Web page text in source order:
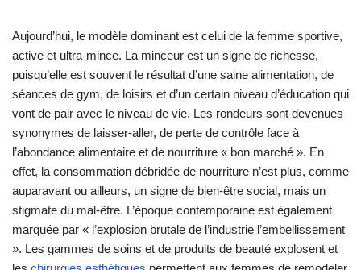
Aujourd’hui, le modèle dominant est celui de la femme sportive,
active et ultra-mince. La minceur est un signe de richesse,
puisqu’elle est souvent le résultat d’une saine alimentation, de
séances de gym, de loisirs et d’un certain niveau d’éducation qui
vont de pair avec le niveau de vie. Les rondeurs sont devenues
synonymes de laisser-aller, de perte de contrôle face à
l’abondance alimentaire et de nourriture « bon marché ». En
effet, la consommation débridée de nourriture n’est plus, comme
auparavant ou ailleurs, un signe de bien-être social, mais un
stigmate du mal-être. L’époque contemporaine est également
marquée par « l’explosion brutale de l’industrie l’embellissement
». Les gammes de soins et de produits de beauté explosent et